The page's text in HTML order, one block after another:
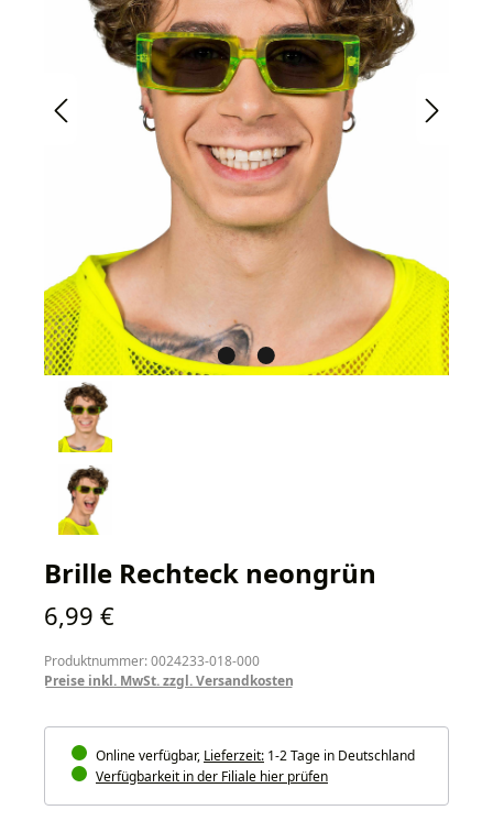
Brille Rechteck neongrün
Regulärer Preis:
6,99 €
Produktnummer: 0024233-018-000
Preise inkl. MwSt. zzgl. Versandkosten
Online verfügbar, Lieferzeit: 1-2 Tage in Deutschland
Verfügbarkeit in der Filiale hier prüfen